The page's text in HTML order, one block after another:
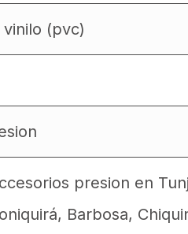
(pvc)
presion en
Barbosa,